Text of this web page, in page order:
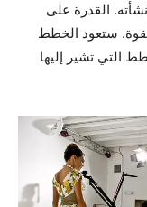
القدرة على
ستعود الخطط
التي تشير إليها